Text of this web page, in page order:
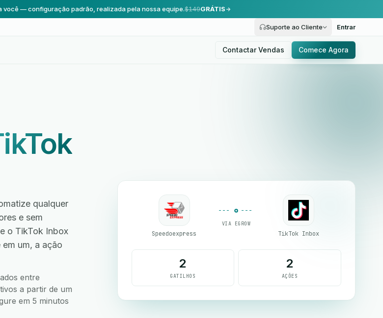
você — configuração padrão, realizada pela nossa equipe.$149GRÁTIS
Suporte ao Cliente Entrar
Contactar Vendas Comece Agora
qualquer
e sem
o TikTok Inbox
um, a ação
entre
a partir de um
em 5 minutos
Speedoexpress
VIA EGROW
TikTok Inbox
2
GATILHOS
2
AÇÕES